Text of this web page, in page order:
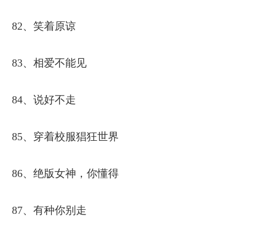
82、笑着原谅
83、相爱不能见
84、说好不走
85、穿着校服猖狂世界
86、绝版女神，你懂得
87、有种你别走